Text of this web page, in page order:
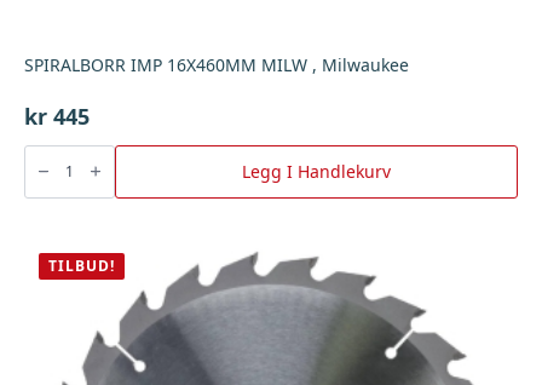
SPIRALBORR IMP 16X460MM MILW , Milwaukee
kr 445
SPIRALBORR
16X460MM
MILW
Legg I Handlekurv
TILBUD!